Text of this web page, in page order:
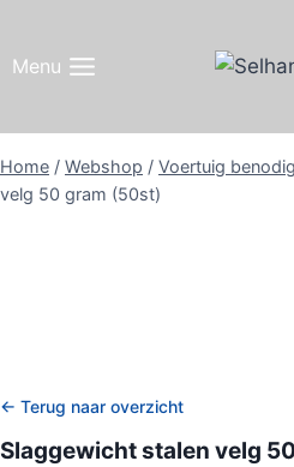
inhoud
Menu
Home / Webshop / Voertuig
velg 50 gram (50st)
← Terug naar overzicht
Slaggewicht stalen velg